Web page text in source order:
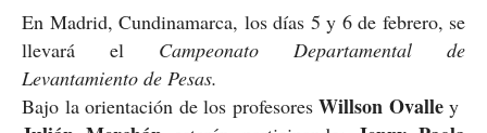
En Madrid, Cundinamarca, los días 5 y 6 de febrero, se
llevará el Campeonato Departamental de
Levantamiento de Pesas.
Bajo la orientación de los profesores Willson Ovalley